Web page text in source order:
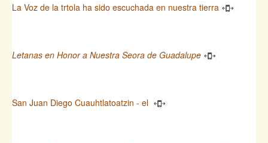
La Voz de la trtola ha sido escuchada en nuestra tierra
Letanas en Honor a Nuestra Seora de Guadalupe
San Juan Diego Cuauhtlatoatzin - el